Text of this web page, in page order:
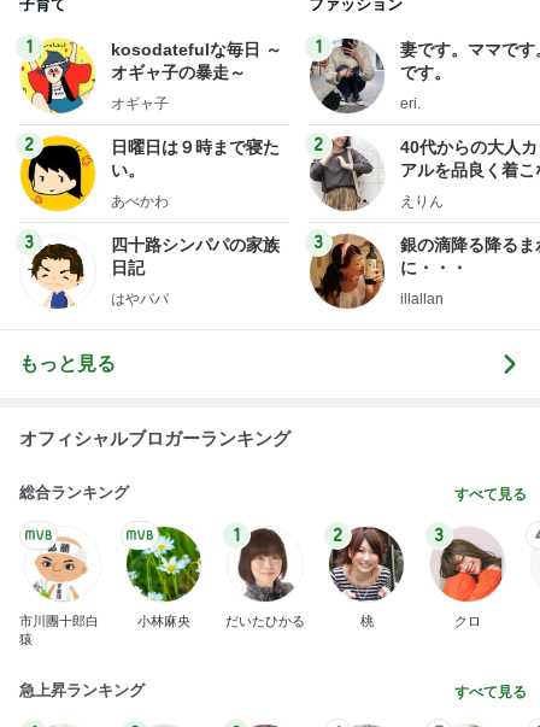
子育て
1
kosodatefulな毎日 ～
オギャ子の暴走～
オギャ子
2
日曜日は９時まで寝た
い。
あべかわ
3
四十路シンパパの家族
日記
はやパパ
ファッション
1
妻です。ママです
です。
eri.
2
40代からの大人
アルを品良く着こ
ファッションブロ
えりん
3
銀の滴降る降るま
に・・・
illallan
もっと見る
オフィシャルブロガーランキング
総合ランキング すべて見る
市川團十郎白
猿
小林麻央
1
だいたひかる
2
桃
3
クロ
急上昇ランキング すべて見る